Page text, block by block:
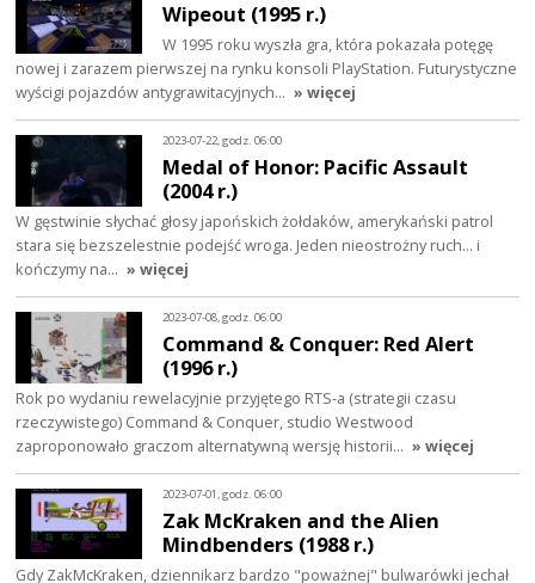
Wipeout (1995 r.)
W 1995 roku wyszła gra, która pokazała potęgę
nowej i zarazem pierwszej na rynku konsoli PlayStation. Futurystyczne
wyścigi pojazdów antygrawitacyjnych… » więcej
2023-07-22, godz. 06:00
Medal of Honor: Pacific Assault
(2004 r.)
W gęstwinie słychać głosy japońskich żołdaków, amerykański patrol
stara się bezszelestnie podejść wroga. Jeden nieostrożny ruch... i
kończymy na… » więcej
2023-07-08, godz. 06:00
Command & Conquer: Red Alert
(1996 r.)
Rok po wydaniu rewelacyjnie przyjętego RTS-a (strategii czasu
rzeczywistego) Command & Conquer, studio Westwood
zaproponowało graczom alternatywną wersję historii… » więcej
2023-07-01, godz. 06:00
Zak McKraken and the Alien
Mindbenders (1988 r.)
Gdy ZakMcKraken, dziennikarz bardzo "poważnej" bulwarówki jechał